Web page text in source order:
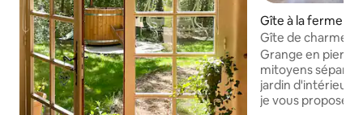
Gîte à la ferme ⋅
lotte
Gîte de charme
privé
Grange en
mitoyens
jardin d'intérieur.
je vous propose,